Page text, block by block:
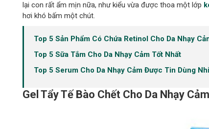
lại con rất ẩm mịn nữa, như kiểu vừa được thoa một lớp
hơi khó bấm một chút.
Top 5 Sản Phẩm Có Chứa Retinol Cho Da Nhạy
Top 5 Sữa Tắm Cho Da Nhạy Cảm Tốt Nhất
Top 5 Serum Cho Da Nhạy Cảm Được Tin Dùng
Gel Tẩy Tế Bào Chết Cho Da Nhạy